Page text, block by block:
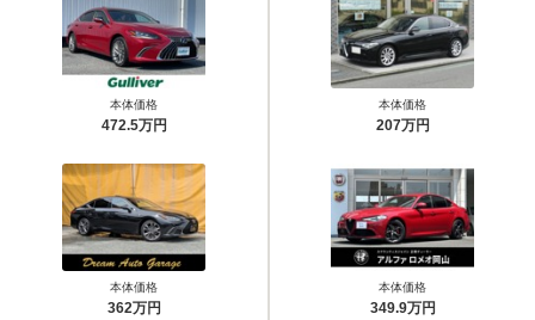
本体価格
472.5万円
本体価格
362万円
本体価格
207万円
本体価格
349.9万円